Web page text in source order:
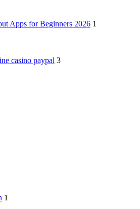
Apps for Beginners 2026 1
casino paypal 3
1